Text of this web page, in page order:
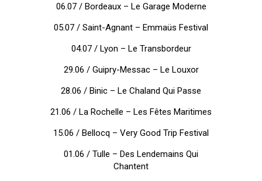
06.07 / Bordeaux – Le Garage Moderne
05.07 / Saint-Agnant – Emmaüs Festival
04.07 / Lyon – Le Transbordeur
29.06 / Guipry-Messac – Le Louxor
28.06 / Binic – Le Chaland Qui Passe
21.06 / La Rochelle – Les Fêtes Maritimes
15.06 / Bellocq – Very Good Trip Festival
01.06 / Tulle – Des Lendemains Qui
Chantent